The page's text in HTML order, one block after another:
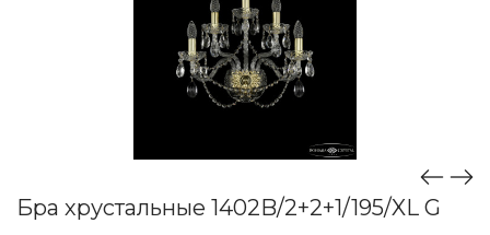
Бра хрустальные 1402B/2+2+1/195/XL G